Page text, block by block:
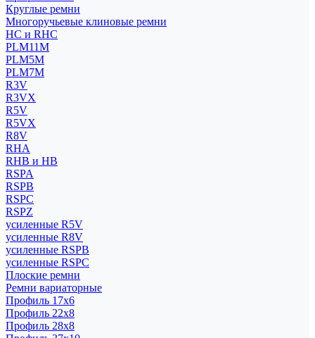
Круглые ремни
Многоручьевые клиновые ремни
HC и RHC
PLM11M
PLM5M
PLM7M
R3V
R3VX
R5V
R5VX
R8V
RHA
RHB и HB
RSPA
RSPB
RSPC
RSPZ
усиленные R5V
усиленные R8V
усиленные RSPB
усиленные RSPC
Плоские ремни
Ремни вариаторные
Профиль 17x6
Профиль 22x8
Профиль 28x8